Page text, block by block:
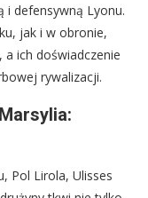
i defensywną Lyonu.
jak i w obronie,
ich doświadczenie
rywalizacji.
Pol Lirola, Ulisses